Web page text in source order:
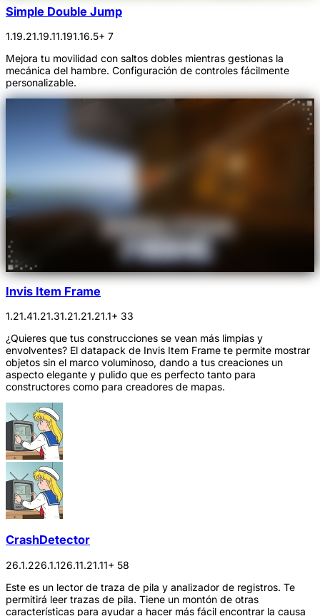
Simple Double Jump
1.19.21.19.11.191.16.5+ 7
Mejora tu movilidad con saltos dobles mientras gestionas la
mecánica del hambre. Configuración de controles fácilmente
personalizable.
Invis Item Frame
1.21.41.21.31.21.21.21.1+ 33
¿Quieres que tus construcciones se vean más limpias y
envolventes? El datapack de Invis Item Frame te permite mostrar
objetos sin el marco voluminoso, dando a tus creaciones un
aspecto elegante y pulido que es perfecto tanto para
constructores como para creadores de mapas.
CrashDetector
26.1.226.1.126.11.21.11+ 58
Este es un lector de traza de pila y analizador de registros. Te
permitirá leer trazas de pila. Tiene un montón de otras
características para ayudar a hacer más fácil encontrar la causa